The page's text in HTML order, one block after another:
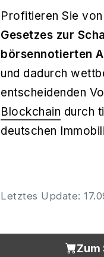
Profitieren Sie
Gesetzes zur
börsennotierten
und dadurch
entscheidenden
Blockchain durch
deutschen
Letztes Update:
Zum